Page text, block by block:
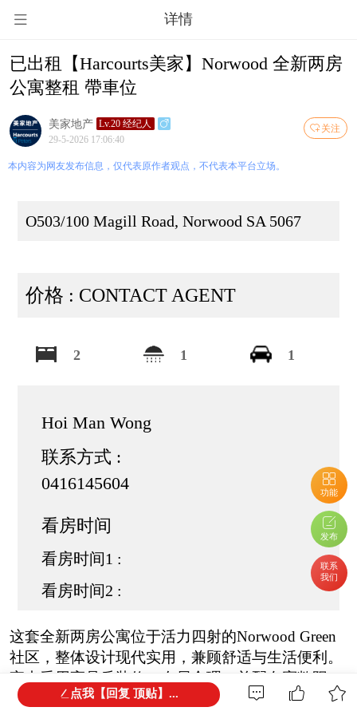
详情
功能
发布
联系
我们
已出租【Harcourts美家】Norwood 全新两房
公寓整租 帶車位
关注
美家地产 Lv.20 经纪人
29-5-2026 17:06:40
本内容为网友发布信息，仅代表原作者观点，不代表本平台立场。
O503/100 Magill Road, Norwood SA 5067
价格 : CONTACT AGENT
2 1 1
Hoi Man Wong
联系方式 :
0416145604
看房时间
看房时间1 :
看房时间2 :
这套全新两房公寓位于活力四射的Norwood Green
社区，整体设计现代实用，兼顾舒适与生活便利。
室内采用高品质装修，布局合理，并配有宽敞阳
台，无论是日常放松还是朋友小聚都非常合适。项
点我【回复 顶贴】...